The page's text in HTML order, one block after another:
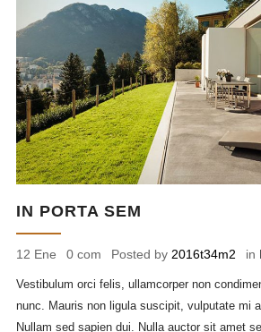
IN PORTA SEM
12 Ene 0 com Posted by 2016t34m2 in
Vestibulum orci felis, ullamcorper non
nunc. Mauris non ligula suscipit, vulputate mi
Nullam sed sapien dui. Nulla auctor sit amet